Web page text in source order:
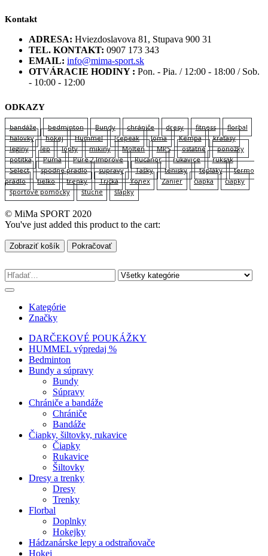
Kontakt
ADRESA: Hviezdoslavova 81, Stupava 900 31
TEL. KONTAKT: 0907 173 343
EMAIL: info@mima-sport.sk
OTVÁRACIE HODINY : Pon. - Pia. / 12:00 - 18:00 / Sob.
- 10:00 - 12:00
ODKAZY
bandáže bedminton Bundy chrániče dresy fitness
florbal
halovky
hokej Hummel Icepeak Joma Kempa
kraťasy
legíny
lep lopty mikiny Molten MPS ostatné
ponožky
potítka
Puma Pure 2 Improve Rucanor rukavice
ruksak
Select
spodne pradlo súpravy Tašky tenisky tepláky
termo
prádlo
tielko trenky Tričká Yonex Zanier čiapka
čiapky
športové pomôcky
štucne šľapky
© MiMa SPORT 2020
You've just added this product to the cart:
Zobraziť košík Pokračovať
Kategórie
Značky
DARČEKOVÉ POUKÁŽKY
HUMMEL výpredaj %
Bedminton
Bundy a súpravy
Bundy
Súpravy
Chrániče a bandáže
Chrániče
Bandáže
Čiapky, šiltovky, rukavice
Čiapky
Rukavice
Šiltovky
Dresy a trenky
Dresy
Trenky
Florbal
Doplnky
Hokejky
Hádzanárske lepy a odstraňovače
Hokej